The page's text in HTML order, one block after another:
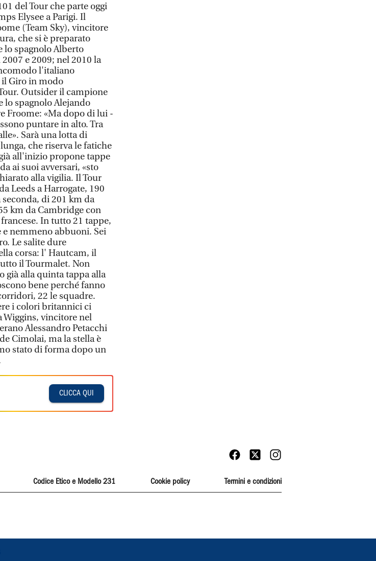
del Tour che parte oggi
Elysee a Parigi. Il
(Team Sky), vincitore
che si è preparato
lo spagnolo Alberto
e 2009; nel 2010 la
l'italiano
il Giro in modo
Outsider il campione
lo spagnolo Alejando
Froome: «Ma dopo di lui -
puntare in alto. Tra
Sarà una lotta di
che riserva le fatiche
all'inizio propone tappe
ai suoi avversari, «sto
alla vigilia. Il Tour
Leeds a Harrogate, 190
di 201 km da
km da Cambridge con
In tutto 21 tappe,
nemmeno abbuoni. Sei
Le salite dure
corsa: l' Hautcam, il
il Tourmalet. Non
già alla quinta tappa alla
bene perché fanno
22 le squadre.
i colori britannici ci
Wiggins, vincitore nel
Alessandro Petacchi
Cimolai, ma la stella è
stato di forma dopo un
CLICCA QUI
Codice Etico e Modello 231 Cookie policy Termini e condizioni